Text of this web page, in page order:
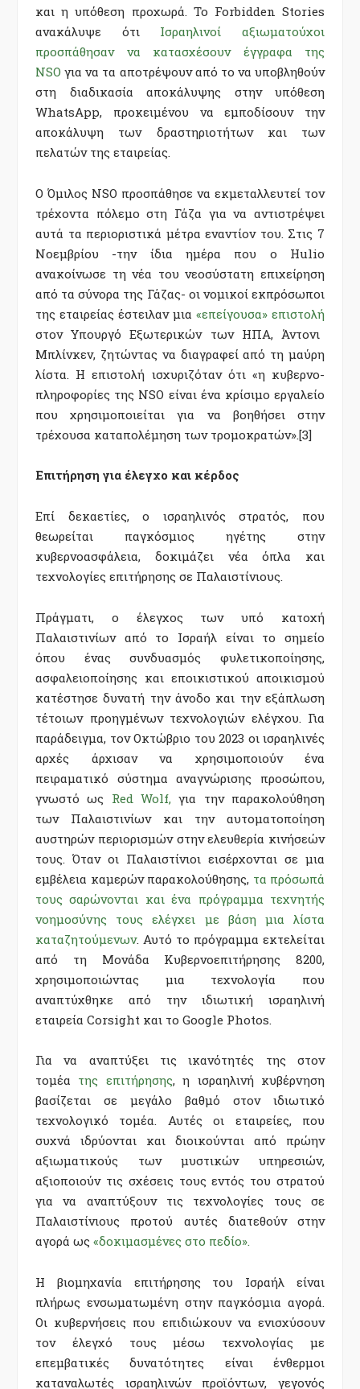
και η υπόθεση προχωρά. Το Forbidden Stories
ανακάλυψε ότι Ισραηλινοί αξιωματούχοι
προσπάθησαν να κατασχέσουν έγγραφα της
NSO για να τα αποτρέψουν από το να υποβληθούν
στη διαδικασία αποκάλυψης στην υπόθεση
WhatsApp, προκειμένου να εμποδίσουν την
αποκάλυψη των δραστηριοτήτων και των
πελατών της εταιρείας.
Ο Όμιλος NSO προσπάθησε να εκμεταλλευτεί τον
τρέχοντα πόλεμο στη Γάζα για να αντιστρέψει
αυτά τα περιοριστικά μέτρα εναντίον του. Στις 7
Νοεμβρίου -την ίδια ημέρα που ο Hulio
ανακοίνωσε τη νέα του νεοσύστατη επιχείρηση
από τα σύνορα της Γάζας- οι νομικοί εκπρόσωποι
της εταιρείας έστειλαν μια «επείγουσα» επιστολή
στον Υπουργό Εξωτερικών των ΗΠΑ, Άντονι
Μπλίνκεν, ζητώντας να διαγραφεί από τη μαύρη
λίστα. Η επιστολή ισχυριζόταν ότι «η κυβερνο-
πληροφορίες της NSO είναι ένα κρίσιμο εργαλείο
που χρησιμοποιείται για να βοηθήσει στην
τρέχουσα καταπολέμηση των τρομοκρατών».[3]
Επιτήρηση για έλεγχο και κέρδος
Επί δεκαετίες, ο ισραηλινός στρατός, που
θεωρείται παγκόσμιος ηγέτης στην
κυβερνοασφάλεια, δοκιμάζει νέα όπλα και
τεχνολογίες επιτήρησης σε Παλαιστίνιους.
Πράγματι, ο έλεγχος των υπό κατοχή
Παλαιστινίων από το Ισραήλ είναι το σημείο
όπου ένας συνδυασμός φυλετικοποίησης,
ασφαλειοποίησης και εποικιστικού αποικισμού
κατέστησε δυνατή την άνοδο και την εξάπλωση
τέτοιων προηγμένων τεχνολογιών ελέγχου. Για
παράδειγμα, τον Οκτώβριο του 2023 οι ισραηλινές
αρχές άρχισαν να χρησιμοποιούν ένα
πειραματικό σύστημα αναγνώρισης προσώπου,
γνωστό ως Red Wolf, για την παρακολούθηση
των Παλαιστινίων και την αυτοματοποίηση
αυστηρών περιορισμών στην ελευθερία κινήσεών
τους. Όταν οι Παλαιστίνιοι εισέρχονται σε μια
εμβέλεια καμερών παρακολούθησης, τα πρόσωπά
τους σαρώνονται και ένα πρόγραμμα τεχνητής
νοημοσύνης τους ελέγχει με βάση μια λίστα
καταζητούμενων. Αυτό το πρόγραμμα εκτελείται
από τη Μονάδα Κυβερνοεπιτήρησης 8200,
χρησιμοποιώντας μια τεχνολογία που
αναπτύχθηκε από την ιδιωτική ισραηλινή
εταιρεία Corsight και το Google Photos.
Για να αναπτύξει τις ικανότητές της στον
τομέα της επιτήρησης, η ισραηλινή κυβέρνηση
βασίζεται σε μεγάλο βαθμό στον ιδιωτικό
τεχνολογικό τομέα. Αυτές οι εταιρείες, που
συχνά ιδρύονται και διοικούνται από πρώην
αξιωματικούς των μυστικών υπηρεσιών,
αξιοποιούν τις σχέσεις τους εντός του στρατού
για να αναπτύξουν τις τεχνολογίες τους σε
Παλαιστίνιους προτού αυτές διατεθούν στην
αγορά ως «δοκιμασμένες στο πεδίο».
Η βιομηχανία επιτήρησης του Ισραήλ είναι
πλήρως ενσωματωμένη στην παγκόσμια αγορά.
Οι κυβερνήσεις που επιδιώκουν να ενισχύσουν
τον έλεγχό τους μέσω τεχνολογίας με
επεμβατικές δυνατότητες είναι ένθερμοι
καταναλωτές ισραηλινών προϊόντων, γεγονός